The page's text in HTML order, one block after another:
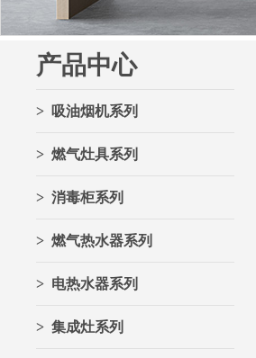
产品中心
> 吸油烟机系列
> 燃气灶具系列
> 消毒柜系列
> 燃气热水器系列
> 电热水器系列
> 集成灶系列